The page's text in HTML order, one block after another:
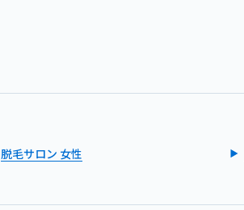
脱毛サロン 女性